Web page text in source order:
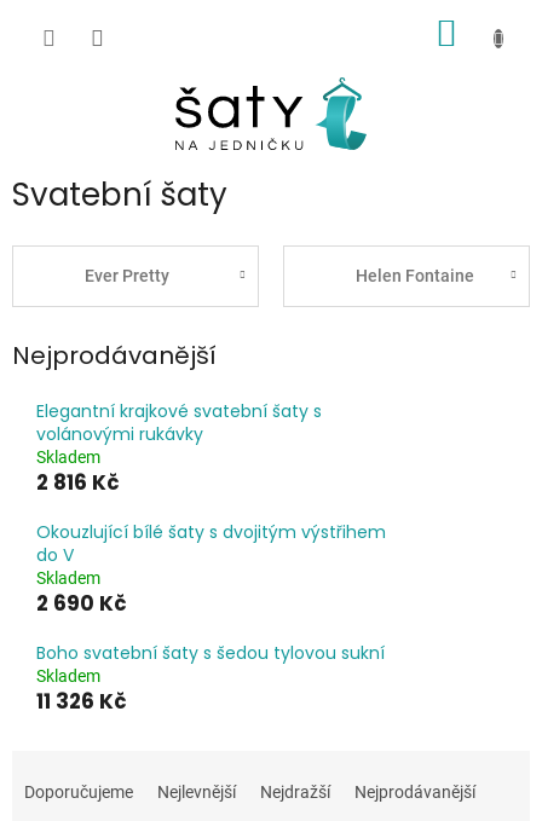
Svatební šaty
Ever Pretty Helen Fontaine
Nejprodávanější
Elegantní krajkové svatební šaty s
volánovými rukávky
Skladem
2 816 Kč
Okouzlující bílé šaty s dvojitým výstřihem
do V
Skladem
2 690 Kč
Boho svatební šaty s šedou tylovou sukní
Skladem
11 326 Kč
aDoporučujeme Nejlevnější Nejdražší Nejprodávanější